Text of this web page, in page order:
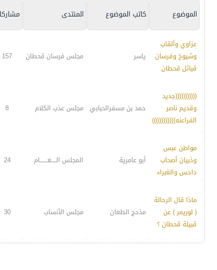
الموضوع كاتب الموضوع المنتدى
عزاوي وألقاب
وشيوخ وفرسان
قبائل قحطان
ياسر مجلس فرسان قحطان 157
(((((((((((جديد
وقديم ناصر
الفراعنه))))))))))))
حمد بن مسفرالحبابي مجلس عذب الكلام 8
مواطن عبس
وذبيان أصحاب
داحس والغبراء
أبو عامرية المجلس الـــــعــــــــام 24
ماذا قال الرحالة
( لوريمر ) عن
قبيلة قحطان ؟
مذحج الطعان مجلس الأنساب 30